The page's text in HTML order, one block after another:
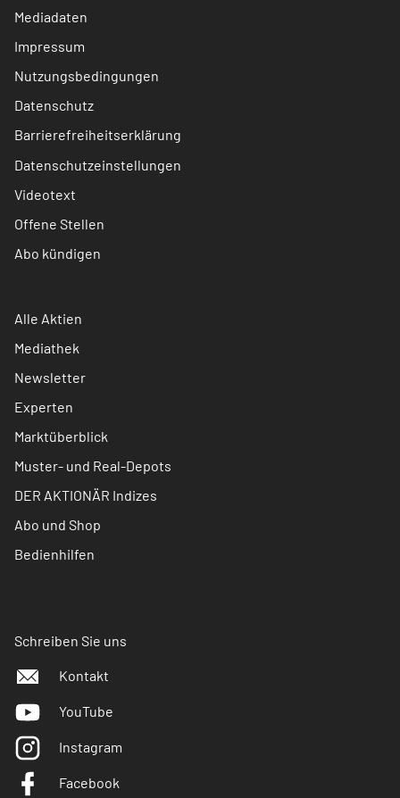
Mediadaten
Impressum
Nutzungsbedingungen
Datenschutz
Barrierefreiheitserklärung
Datenschutzeinstellungen
Videotext
Offene Stellen
Abo kündigen
Alle Aktien
Mediathek
Newsletter
Experten
Marktüberblick
Muster- und Real-Depots
DER AKTIONÄR Indizes
Abo und Shop
Bedienhilfen
Schreiben Sie uns
Kontakt
YouTube
Instagram
Facebook